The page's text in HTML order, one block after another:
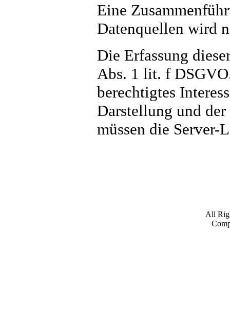
Eine
Datenquellen wird
Die Erfassung
Abs. 1 lit. f
berechtigtes
Darstellung und
müssen die Server-
All